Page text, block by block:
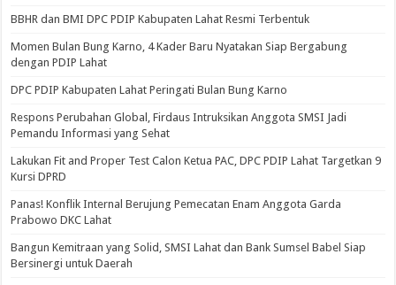
BBHR dan BMI DPC PDIP Kabupaten Lahat Resmi Terbentuk
Momen Bulan Bung Karno, 4 Kader Baru Nyatakan Siap Bergabung
dengan PDIP Lahat
DPC PDIP Kabupaten Lahat Peringati Bulan Bung Karno
Respons Perubahan Global, Firdaus Intruksikan Anggota SMSI Jadi
Pemandu Informasi yang Sehat
Lakukan Fit and Proper Test Calon Ketua PAC, DPC PDIP Lahat Targetkan 9
Kursi DPRD
Panas! Konflik Internal Berujung Pemecatan Enam Anggota Garda
Prabowo DKC Lahat
Bangun Kemitraan yang Solid, SMSI Lahat dan Bank Sumsel Babel Siap
Bersinergi untuk Daerah